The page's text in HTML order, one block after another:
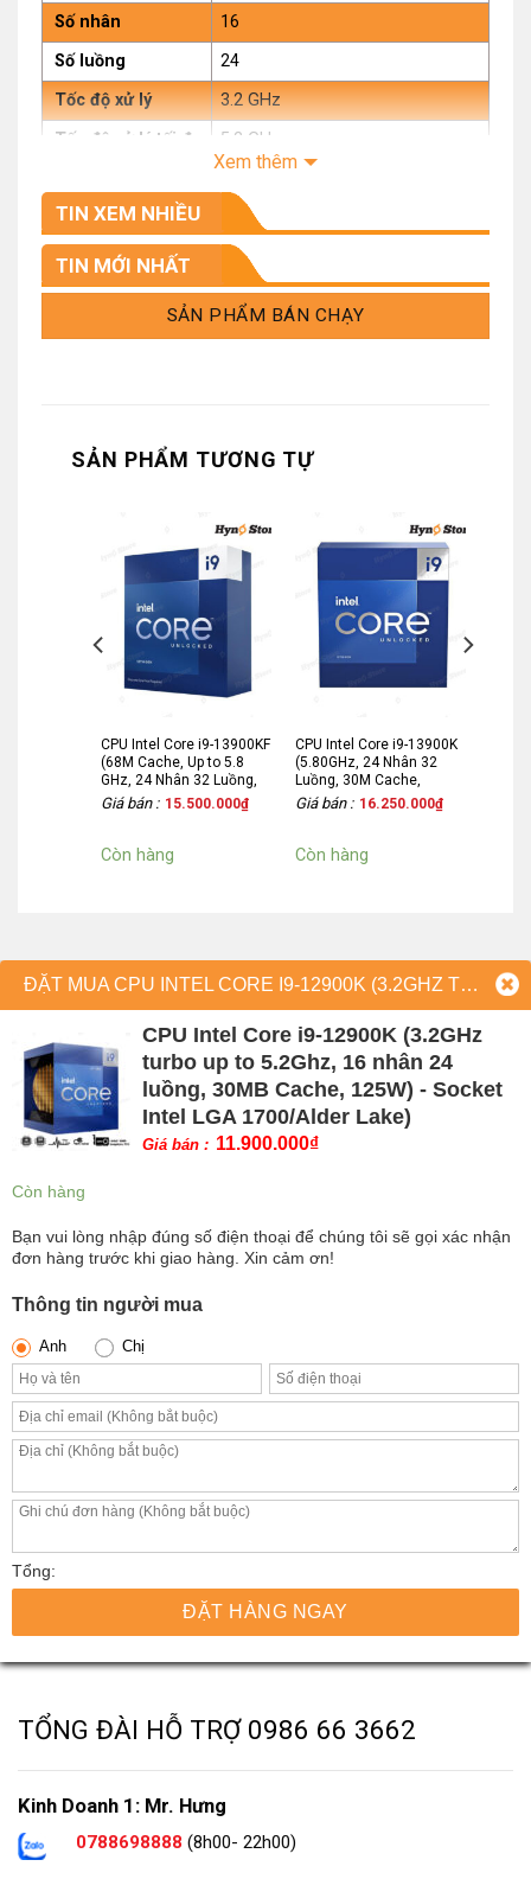
Số nhân
16
Số luồng
24
Tốc độ xử lý
3.2 GHz
Tốc độ xử lý tối đa
5.2 GHz
125 W – 241 W
Công nghệ CPU
Alder Lake
Bộ nhớ đệm
30MB Intel® Smart Cache
Bộ nhớ hỗ trợ tối
đa
128GB
Xem thêm
TIN XEM NHIỀU
TIN MỚI NHẤT
SẢN PHẨM BÁN CHẠY
SẢN PHẨM TƯƠNG TỰ
CPU Intel Core i9-13900KF
(68M Cache, Up to 5.8
GHz, 24 Nhân 32 Luồng,
125W, Socket 1700)
Giá bán : 15.500.000₫
Còn hàng
CPU Intel Core i9-13900K
(5.80GHz, 24 Nhân 32
Luồng, 30M Cache,
Raptor Lake)
Giá bán : 16.250.000₫
Còn hàng
ĐẶT MUA CPU INTEL CORE I9-12900K (3.2GHZ TURBO UP TO 5.2GHZ, 16 NHÂN 24 LUỒNG, 30MB CACHE, 125W) - SOCKET INTEL LGA 1700/ALDER LAKE)
CPU Intel Core i9-12900K (3.2GHz
turbo up to 5.2Ghz, 16 nhân 24
luồng, 30MB Cache, 125W) - Socket
Intel LGA 1700/Alder Lake)
Giá bán : 11.900.000₫
Còn hàng
Bạn vui lòng nhập đúng số điện thoại để chúng tôi sẽ gọi xác nhận
đơn hàng trước khi giao hàng. Xin cảm ơn!
Thông tin người mua
Anh Chị
Tổng:
ĐẶT HÀNG NGAY
TỔNG ĐÀI HỖ TRỢ 0986 66 3662
Kinh Doanh 1: Mr. Hưng
0788698888 (8h00- 22h00)